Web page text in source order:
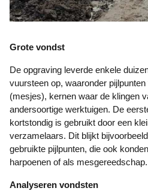
Grote vondst
De opgraving leverde enkele duizenden stuks bewerkt
vuursteen op, waaronder
(mesjes), kernen waar de klingen
andersoortige werktuigen. De
kortstondig is gebruikt door een
verzamelaars. Dit blijkt
gebruikte pijlpunten, die ook
harpoenen of als mesgereedschap.
Analyseren vondsten